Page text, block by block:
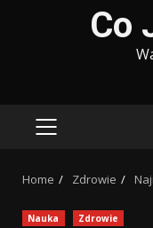
Co
PRIMARY
Home Zdrowie
Nauka Zdrowie